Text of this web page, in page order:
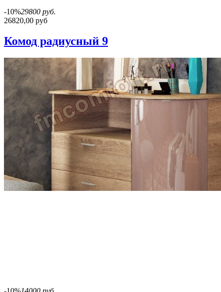
-10%29800 руб.
26820,00 руб
Комод радиусный 9